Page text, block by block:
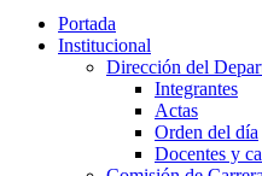
Portada
Institucional
Dirección del
Integrantes
Actas
Orden del día
Docentes y